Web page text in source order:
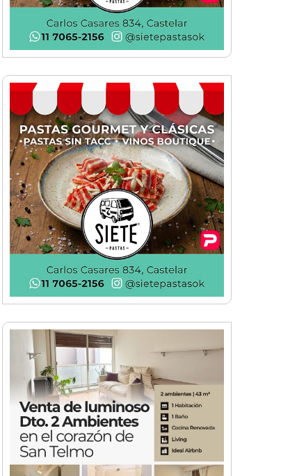
Empezá a estudiar en agosto:
la Universidad de Morón abrió
las inscripciones para el
segundo cuatrimestre